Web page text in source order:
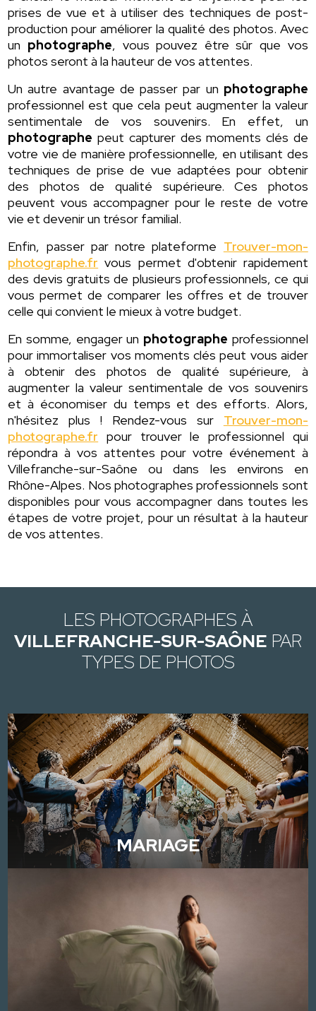
prises de vue et à utiliser des techniques de post-
production pour améliorer la qualité des photos. Avec
un photographe, vous pouvez être sûr que vos
photos seront à la hauteur de vos attentes.
Un autre avantage de passer par un photographe
professionnel est que cela peut augmenter la valeur
sentimentale de vos souvenirs. En effet, un
photographe peut capturer des moments clés de
votre vie de manière professionnelle, en utilisant des
techniques de prise de vue adaptées pour obtenir
des photos de qualité supérieure. Ces photos
peuvent vous accompagner pour le reste de votre
vie et devenir un trésor familial.
Enfin, passer par notre plateforme Trouver-mon-
photographe.fr vous permet d'obtenir rapidement
des devis gratuits de plusieurs professionnels, ce qui
vous permet de comparer les offres et de trouver
celle qui convient le mieux à votre budget.
En somme, engager un photographe professionnel
pour immortaliser vos moments clés peut vous aider
à obtenir des photos de qualité supérieure, à
augmenter la valeur sentimentale de vos souvenirs
et à économiser du temps et des efforts. Alors,
n'hésitez plus ! Rendez-vous sur Trouver-mon-
photographe.fr pour trouver le professionnel qui
répondra à vos attentes pour votre événement à
Villefranche-sur-Saône ou dans les environs en
Rhône-Alpes. Nos photographes professionnels sont
disponibles pour vous accompagner dans toutes les
étapes de votre projet, pour un résultat à la hauteur
de vos attentes.
LES PHOTOGRAPHES À
VILLEFRANCHE-SUR-SAÔNE PAR
TYPES DE PHOTOS
MARIAGE